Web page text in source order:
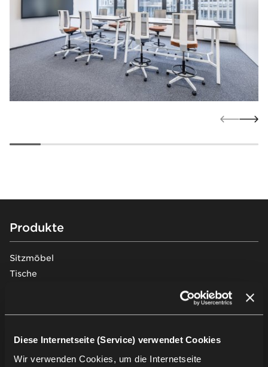
Diese Internetseite (Service) verwendet Cookies
Wir verwenden Cookies, um die Internetseite
Footer
Produkte
Sitzmöbel
Tische
Pods & Akustiklösungen